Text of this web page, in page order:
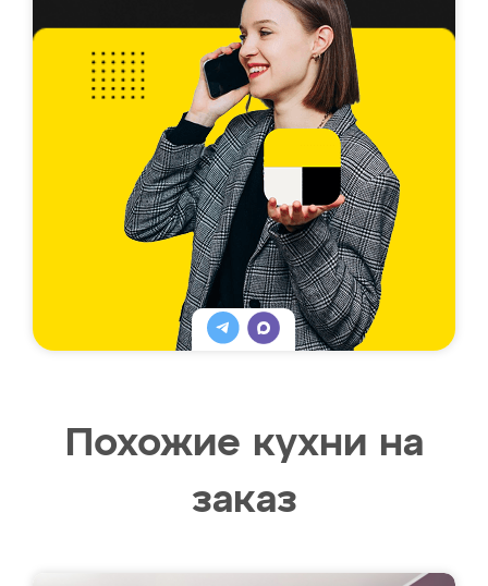
Похожие кухни на
заказ